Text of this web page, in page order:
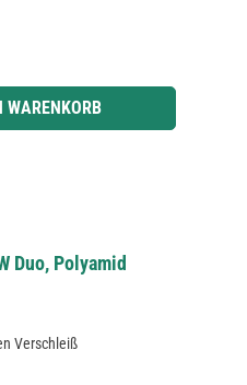
die Schaltflächen um die Anzahl
WARENKORB
Duo, Polyamid
Verschleiß